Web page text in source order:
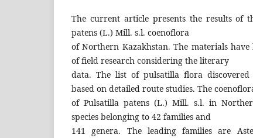
The current article presents the results of
patens (L.) Mill. s.l. coenoflora
of Northern Kazakhstan. The materials
of field research considering the literary
data. The list of pulsatilla flora
based on detailed route studies. The
of Pulsatilla patens (L.) Mill. s.l. in
species belonging to 42 families and
141 genera. The leading families are